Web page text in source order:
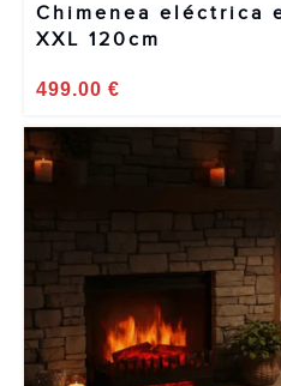
Chimenea eléctrica
XXL 120cm
499.00 €